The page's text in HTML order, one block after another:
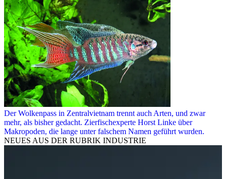
Der Wolkenpass in Zentralvietnam trennt auch Arten, und zwar
mehr, als bisher gedacht. Zierfischexperte Horst Linke über
Makropoden, die lange unter falschem Namen geführt wurden.
NEUES AUS DER RUBRIK INDUSTRIE